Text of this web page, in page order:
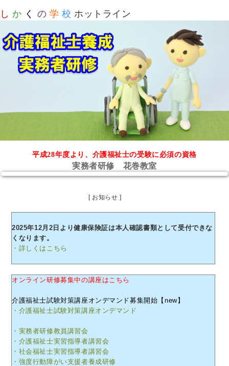
し か く の 学 校 ホットライン
平成28年度より、介護福祉士の受験に必須の資格
実務者研修 花巻教室
[ お知らせ ]
2025年12月2日より健康保険証は本人確認書類として受付できな
くなります。
・詳しくはこちら
オンライン研修募集中の講座はこちら
介護福祉士試験対策講座オンデマンド募集開始【new】
・介護福祉士試験対策講座オンデマンド
・実務者研修教員講習会
・介護福祉士実習指導者講習会
・社会福祉士実習指導者講習会
・強度行動障がい支援者養成研修